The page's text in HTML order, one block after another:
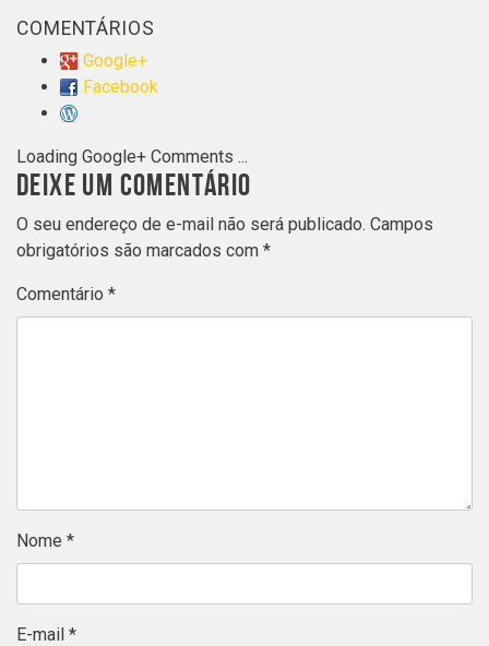
COMENTÁRIOS
Google+
Facebook
Loading Google+ Comments ...
DEIXE UM COMENTÁRIO
O seu endereço de e-mail não será publicado. Campos
obrigatórios são marcados com *
Comentário *
Nome *
E-mail *